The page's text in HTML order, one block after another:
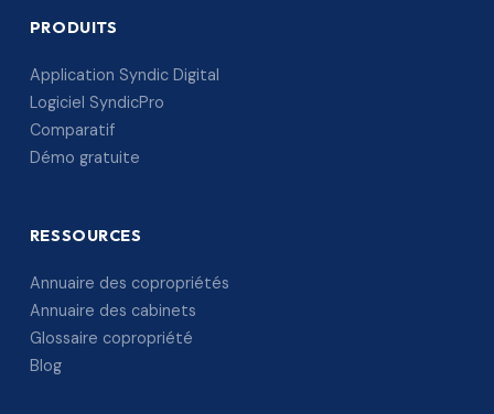
PRODUITS
Application Syndic Digital
Logiciel SyndicPro
Comparatif
Démo gratuite
RESSOURCES
Annuaire des copropriétés
Annuaire des cabinets
Glossaire copropriété
Blog